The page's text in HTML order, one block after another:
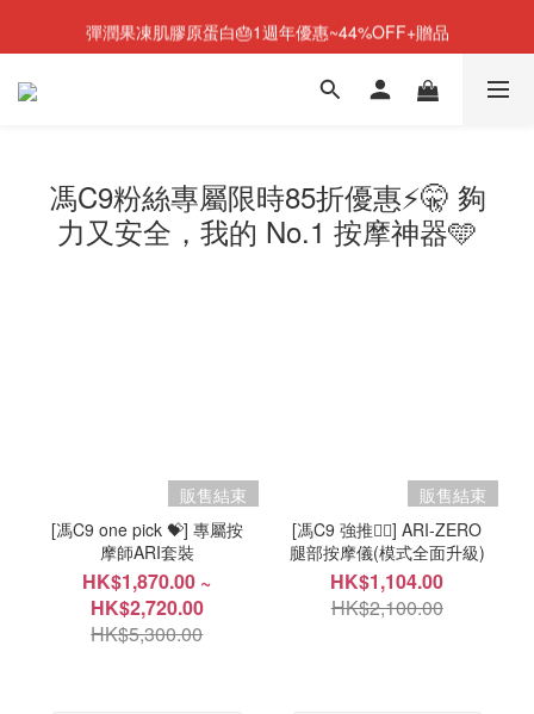
NEW💫ARI BOOTS 小腿足底按摩靴登場
彈潤果凍肌膠原蛋白🎂1週年優惠~44%OFF+贈品
NEW💫ARI BOOTS 小腿足底按摩靴登場
馮C9粉絲專屬限時85折優惠⚡🤫 夠
力又安全，我的 No.1 按摩神器🩵
販售結束
[馮C9 one pick 💝] 專屬按
摩師ARI套裝
HK$1,870.00 ~
HK$2,720.00
HK$5,300.00
販售結束
[馮C9 強推👍🏻] ARI-ZERO
腿部按摩儀(模式全面升級)
HK$1,104.00
HK$2,100.00